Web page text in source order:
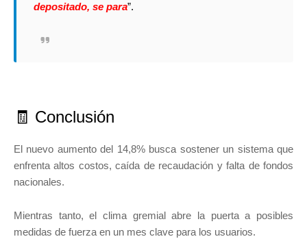
depositado, se para”.
🧾 Conclusión
El nuevo aumento del 14,8% busca sostener un sistema que
enfrenta altos costos, caída de recaudación y falta de fondos
nacionales.
Mientras tanto, el clima gremial abre la puerta a posibles
medidas de fuerza en un mes clave para los usuarios.